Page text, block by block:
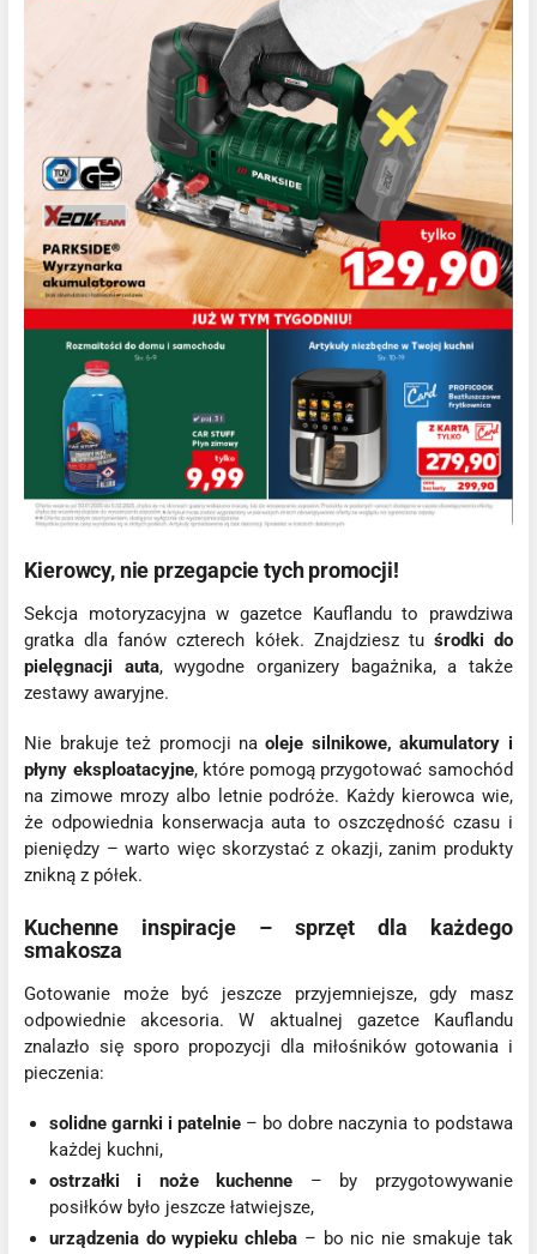
Kierowcy, nie przegapcie tych promocji!
Sekcja motoryzacyjna w gazetce Kauflandu to prawdziwa
gratka dla fanów czterech kółek. Znajdziesz tu środki do
pielęgnacji auta, wygodne organizery bagażnika, a także
zestawy awaryjne.
Nie brakuje też promocji naoleje silnikowe, akumulatory i
płyny eksploatacyjne, które pomogą przygotować samochód
na zimowe mrozy albo letnie podróże. Każdy kierowca wie,
że odpowiednia konserwacja auta to oszczędność czasu i
pieniędzy – warto więc skorzystać z okazji, zanim produkty
znikną z półek.
Kuchenne inspiracje – sprzęt dla każdego
smakosza
Gotowanie może być jeszcze przyjemniejsze, gdy masz
odpowiednie akcesoria. W aktualnej gazetce Kauflandu
znalazło się sporo propozycji dla miłośników gotowania i
pieczenia:
solidne garnki i patelnie – bo dobre naczynia to podstawa
każdej kuchni,
ostrzałki i noże kuchenne – by przygotowywanie
posiłków było jeszcze łatwiejsze,
urządzenia do wypieku chleba – bo nic nie smakuje tak